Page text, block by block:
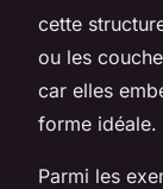
cette
ou les
car elles
forme idéale.
Parmi les